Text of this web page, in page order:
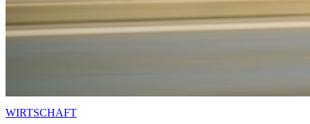
WIRTSCHAFT